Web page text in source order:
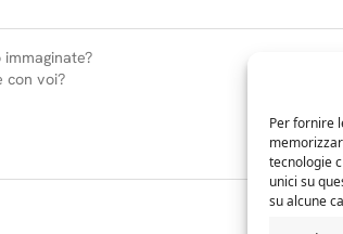
Per fornire
tecnologie
unici su
su alcune